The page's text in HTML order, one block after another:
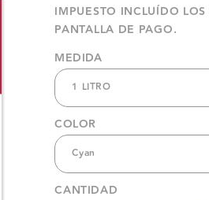
IMPUESTO INCLUÍDO LOS
PANTALLA DE PAGO.
MEDIDA
1 LITRO
COLOR
Cyan
CANTIDAD